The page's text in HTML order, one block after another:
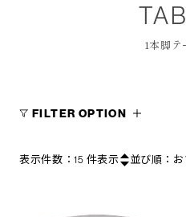
1本脚テ
FILTER OPTION
表示件数：15 件表示 並び順：